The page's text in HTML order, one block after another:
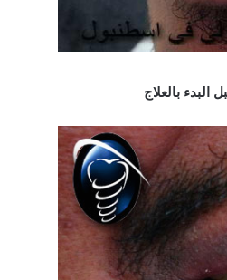
البدء بالعلاج